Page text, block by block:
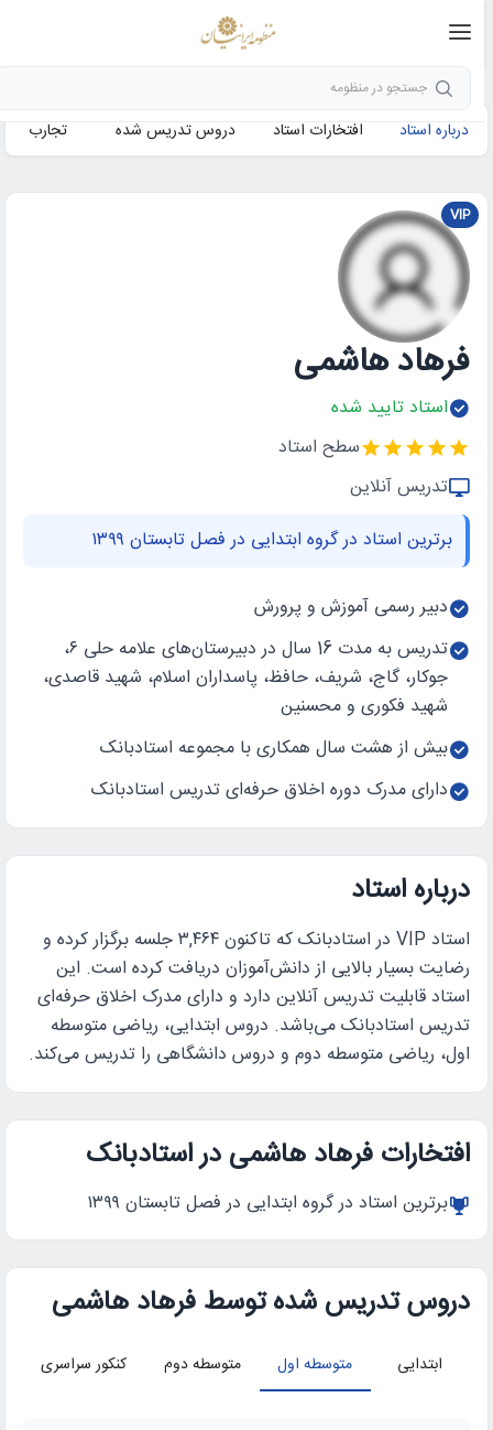
جستجو در منظومه
درباره استاد افتخارات استاد دروس تدریس شده تجارب
VIP
فرهاد هاشمی
استاد تایید شده
سطح استاد
تدریس آنلاین
برترین استاد در گروه ابتدایی در فصل تابستان ۱۳۹۹
دبیر رسمی آموزش و پرورش
تدریس به مدت 16 سال در دبیرستان‌های علامه حلی ۶،
جوکار، گاج، شریف، حافظ، پاسداران اسلام، شهید قاصدی،
شهید فکوری و محسنین
بیش از هشت سال همکاری با مجموعه استادبانک
دارای مدرک دوره اخلاق حرفه‌ای تدریس استادبانک
درباره استاد
استاد VIP در استادبانک که تاکنون ۳,۴۶۴ جلسه برگزار کرده و
رضایت بسیار بالایی از دانش‌آموزان دریافت کرده است. این
استاد قابلیت تدریس آنلاین دارد و دارای مدرک اخلاق حرفه‌ای
تدریس استادبانک می‌باشد. دروس ابتدایی، ریاضی متوسطه
اول، ریاضی متوسطه دوم و دروس دانشگاهی را تدریس می‌کند.
افتخارات فرهاد هاشمی در استادبانک
برترین استاد در گروه ابتدایی در فصل تابستان ۱۳۹۹
دروس تدریس شده توسط فرهاد هاشمی
ابتدایی متوسطه اول متوسطه دوم کنکور سراسری